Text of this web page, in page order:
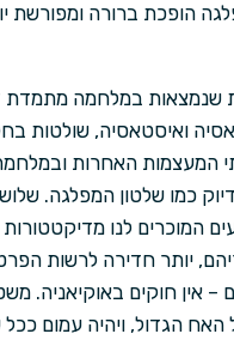
הופכת ברורה ומפורשת
שנמצאות במלחמה מתמדת
ואיסטאסיה, שולטות
המעצמות האחרות
כמו שלטון המפלגה.
המוכרים לנו
יותר חדירה לרשות
אין חוקים
הגדול, ויהיה עמום ככל